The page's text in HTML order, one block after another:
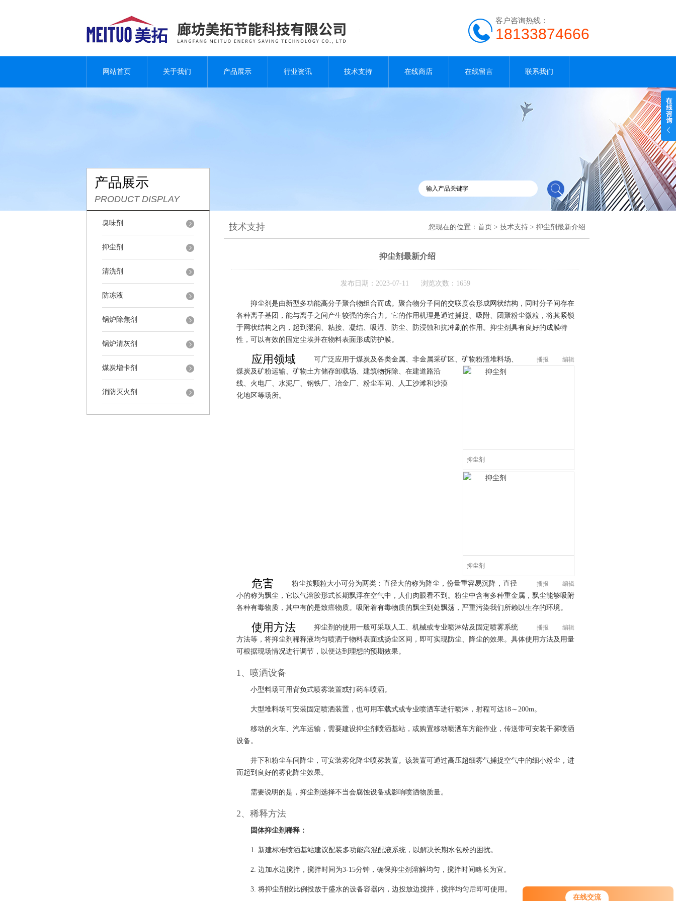
在线交流
客户咨询热线：
18133874666
网站首页 关于我们 产品展示 行业资讯 技术支持 在线商店 在线留言 联系我们
产品展示
PRODUCT DISPLAY
臭味剂
抑尘剂
清洗剂
防冻液
锅炉除焦剂
锅炉清灰剂
煤炭增卡剂
消防灭火剂
技术支持 您现在的位置： 首页 > 技术支持 > 抑尘剂最新介绍
抑尘剂最新介绍
发布日期：2023-07-11 浏览次数：1659
抑尘剂是由新型多功能高分子聚合物组合而成。聚合物分子间的交联度会形成网状结构，同时分子间存在
各种离子基团，能与离子之间产生较强的亲合力。它的作用机理是通过捕捉、吸附、团聚粉尘微粒，将其紧锁
于网状结构之内，起到湿润、粘接、凝结、吸湿、防尘、防浸蚀和抗冲刷的作用。抑尘剂具有良好的成膜特
性，可以有效的固定尘埃并在物料表面形成防护膜。
应用领域 编辑
播报
抑尘剂
抑尘剂
可广泛应用于煤炭及各类金属、非金属采矿区、矿物粉渣堆料场、
煤炭及矿粉运输、矿物土方储存卸载场、建筑物拆除、在建道路沿
线、火电厂、水泥厂、钢铁厂、冶金厂、粉尘车间、人工沙滩和沙漠
化地区等场所。
危害 编辑
播报
粉尘按颗粒大小可分为两类：直径大的称为降尘，份量重容易沉降，直径
小的称为飘尘，它以气溶胶形式长期飘浮在空气中，人们肉眼看不到。粉尘中含有多种重金属，飘尘能够吸附
各种有毒物质，其中有的是致癌物质。吸附着有毒物质的飘尘到处飘荡，严重污染我们所赖以生存的环境。
使用方法 编辑
播报
抑尘剂的使用一般可采取人工、机械或专业喷淋站及固定喷雾系统
方法等，将抑尘剂稀释液均匀喷洒于物料表面或扬尘区间，即可实现防尘、降尘的效果。具体使用方法及用量
可根据现场情况进行调节，以便达到理想的预期效果。
1、喷洒设备
小型料场可用背负式喷雾装置或打药车喷洒。
大型堆料场可安装固定喷洒装置，也可用车载式或专业喷洒车进行喷淋，射程可达18～200m。
移动的火车、汽车运输，需要建设抑尘剂喷洒基站，或购置移动喷洒车方能作业，传送带可安装干雾喷洒
设备。
井下和粉尘车间降尘，可安装雾化降尘喷雾装置。该装置可通过高压超细雾气捕捉空气中的细小粉尘，进
而起到良好的雾化降尘效果。
需要说明的是，抑尘剂选择不当会腐蚀设备或影响喷洒物质量。
2、稀释方法
固体抑尘剂稀释：
1. 新建标准喷洒基站建议配装多功能高混配液系统，以解决长期水包粉的困扰。
2. 边加水边搅拌，搅拌时间为3-15分钟，确保抑尘剂溶解均匀，搅拌时间略长为宜。
3. 将抑尘剂按比例投放于盛水的设备容器内，边投放边搅拌，搅拌均匀后即可使用。